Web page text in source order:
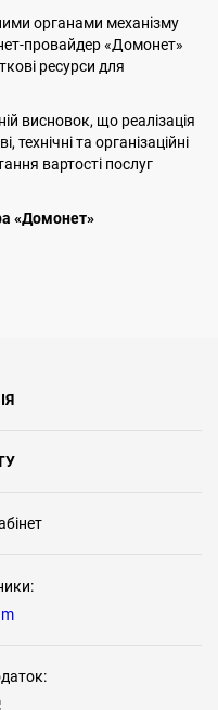
органами механізму
провайдер «Домонет»
ресурси для
висновок, що реалізація
та організаційні
вартості послуг
«Домонет»